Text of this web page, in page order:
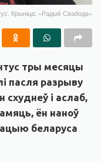
Крыніца: «Радыё Свабода»
тры месяцы
пасля разрыву
схуднеў і аслаб,
ён наноў
беларуса